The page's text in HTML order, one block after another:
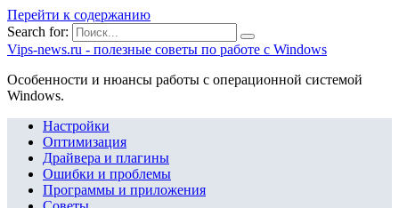
Перейти к содержанию
Search for:
Vips-news.ru - полезные советы по работе с Windows
Особенности и нюансы работы с операционной системой
Windows.
Настройки
Оптимизация
Драйвера и плагины
Ошибки и проблемы
Программы и приложения